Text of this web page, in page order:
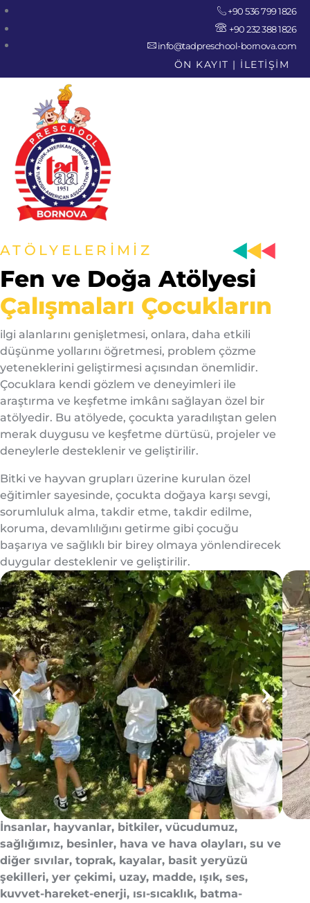
+90 536 799 1826
+90 232 388 1826
info@tadpreschool-bornova.com
ÖN KAYIT | İLETİŞİM
ATÖLYELERİMİZ
Fen ve Doğa Atölyesi
Çalışmaları Çocukların
ilgi alanlarını genişletmesi, onlara, daha etkili
düşünme yollarını öğretmesi, problem çözme
yeteneklerini geliştirmesi açısından önemlidir.
Çocuklara kendi gözlem ve deneyimleri ile
araştırma ve keşfetme imkânı sağlayan özel bir
atölyedir. Bu atölyede, çocukta yaradılıştan gelen
merak duygusu ve keşfetme dürtüsü, projeler ve
deneylerle desteklenir ve geliştirilir.
Bitki ve hayvan grupları üzerine kurulan özel
eğitimler sayesinde, çocukta doğaya karşı sevgi,
sorumluluk alma, takdir etme, takdir edilme,
koruma, devamlılığını getirme gibi çocuğu
başarıya ve sağlıklı bir birey olmaya yönlendirecek
duygular desteklenir ve geliştirilir.
İnsanlar, hayvanlar, bitkiler, vücudumuz,
sağlığımız, besinler, hava ve hava olayları, su ve
diğer sıvılar, toprak, kayalar, basit yeryüzü
şekilleri, yer çekimi, uzay, madde, ışık, ses,
kuvvet-hareket-enerji, ısı-sıcaklık, batma-